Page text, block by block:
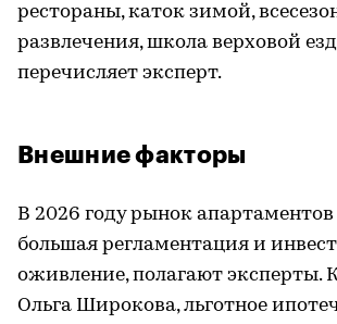
рестораны, каток зимой,
развлечения, школа верховой
перечисляет эксперт.
Внешние факторы
В 2026 году рынок
большая регламентация и
оживление, полагают эксперты.
Ольга Широкова, льготное